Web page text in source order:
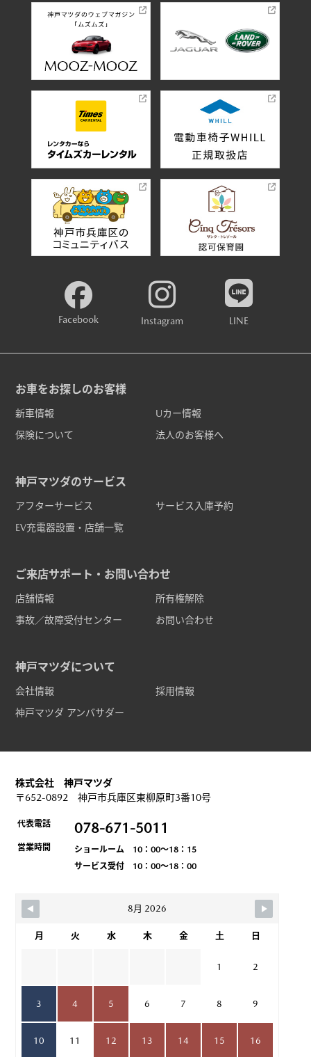
Facebook Instagram LINE
お車をお探しのお客様
新車情報
Uカー情報
保険について
法人のお客様へ
神戸マツダのサービス
アフターサービス
サービス入庫予約
EV充電器設置・店舗一覧
ご来店サポート・お問い合わせ
店舗情報
所有権解除
事故／故障受付センター
お問い合わせ
神戸マツダについて
会社情報
採用情報
神戸マツダ アンバサダー
株式会社 神戸マツダ
〒652-0892 神戸市兵庫区東柳原町3番10号
代表電話 078-671-5011
営業時間
ショールーム 10：00～18：15
サービス受付 10：00～18：00
8月 2026
月 火 水 木 金 土 日
1 2
3 4 5 6 7 8 9
10 11 12 13 14 15 16